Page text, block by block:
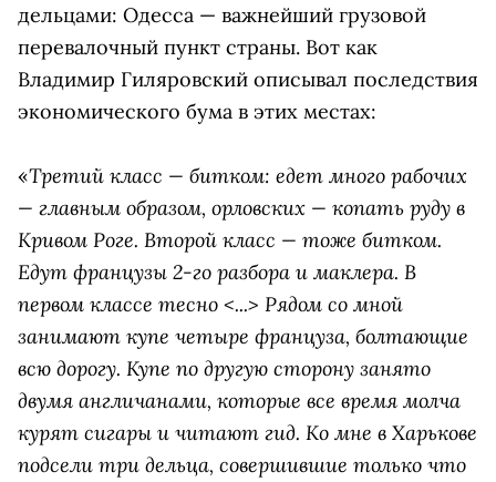
дельцами: Одесса — важнейший грузовой
перевалочный пункт страны. Вот как
Владимир Гиляровский описывал последствия
экономического бума в этих местах:
«Третий класс — битком: едет много рабочих
— главным образом, орловских — копать руду в
Кривом Роге. Второй класс — тоже битком.
Едут французы 2-го разбора и маклера. В
первом классе тесно <...> Рядом со мной
занимают купе четыре француза, болтающие
всю дорогу. Купе по другую сторону занято
двумя англичанами, которые все время молча
курят сигары и читают гид. Ко мне в Харькове
подсели три дельца, совершившие только что